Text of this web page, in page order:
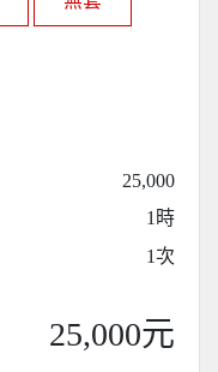
25,000
1時
1次
25,000元